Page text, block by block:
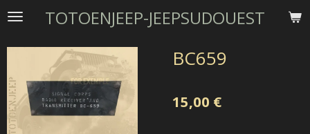
Passer
contenu
TOTOENJEEP-JEEPSUDOUEST
BC659
15,00 €